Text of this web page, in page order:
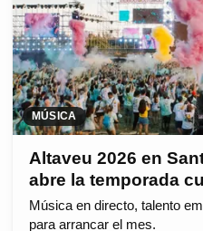
MÚSICA
Altaveu 2026 en
abre la temporada
Música en directo, talento
para arrancar el mes.